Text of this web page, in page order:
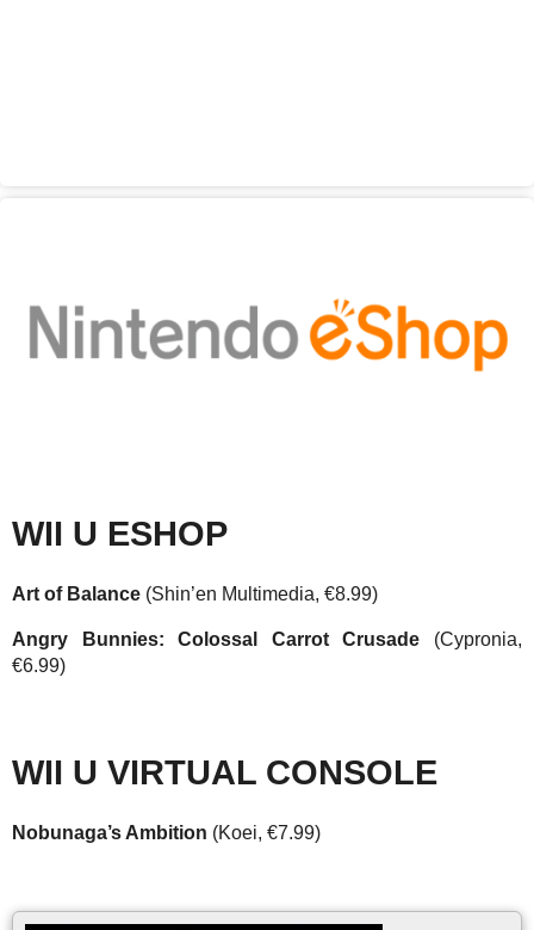
WII U ESHOP
Art of Balance (Shin’en Multimedia, €8.99)
Angry Bunnies: Colossal Carrot Crusade (Cypronia,
€6.99)
WII U VIRTUAL CONSOLE
Nobunaga’s Ambition (Koei, €7.99)